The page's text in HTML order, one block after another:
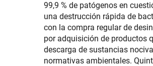
99,9 % de patógenos en
una destrucción rápida de
con la compra regular de
por adquisición de productos
descarga de sustancias
normativas ambientales.